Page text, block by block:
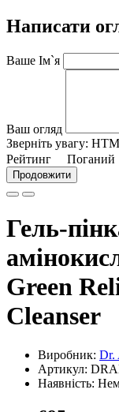
Написати
Ваше Ім`я
Ваш огляд
Зверніть увагу:
Рейтинг Поганий
Продовжити
Гель-
Green
Cleanser
Виробник: Dr.
Артикул:
Наявність: